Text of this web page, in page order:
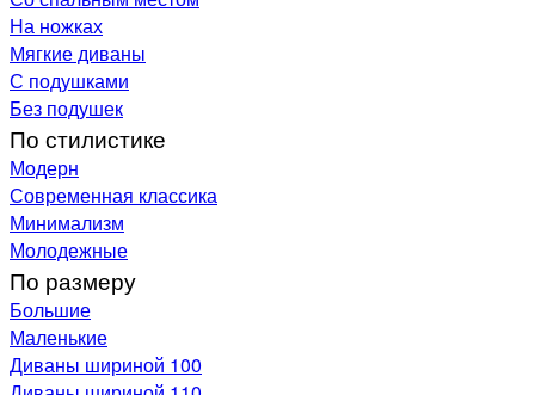
На ножках
Мягкие диваны
С подушками
Без подушек
По стилистике
Модерн
Современная классика
Минимализм
Молодежные
По размеру
Большие
Маленькие
Диваны шириной 100